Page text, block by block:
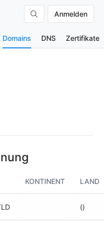
Anmelden
Domains DNS Zertifikate
KONTINENT LAND
()